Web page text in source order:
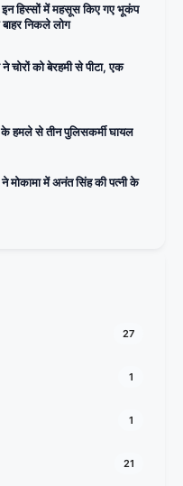
हिस्सों में महसूस किए गए भूकंप
निकले लोग
चोरों को बेरहमी से पीटा, एक
के हमले से तीन पुलिसकर्मी घायल
मोकामा में अनंत सिंह की पत्नी के
27
1
1
21